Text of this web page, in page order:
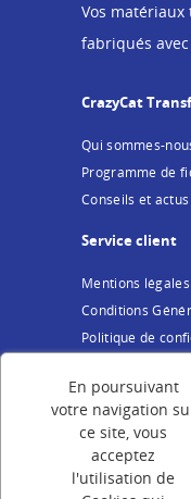
Vos
fabriqués
CrazyCat
Qui sommes-
Programme de
Conseils et actus
Service client
Mentions légales
Conditions
Politique de
Votre compte
Connexion
Création de
En poursuivant
votre navigation
ce site, vous
acceptez
l'utilisation de